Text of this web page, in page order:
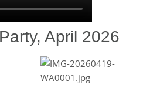
April 2026